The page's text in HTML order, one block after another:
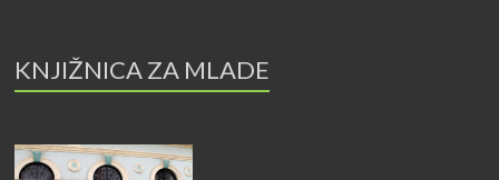
KNJIŽNICA ZA MLADE